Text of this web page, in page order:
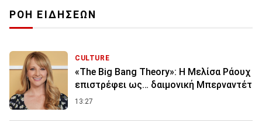
ΡΟΗ ΕΙΔΗΣΕΩΝ
CULTURE
«The Big Bang Theory»: Η Μελίσα Ράουχ
επιστρέφει ως… δαιμονική Μπερναντέτ
13:27